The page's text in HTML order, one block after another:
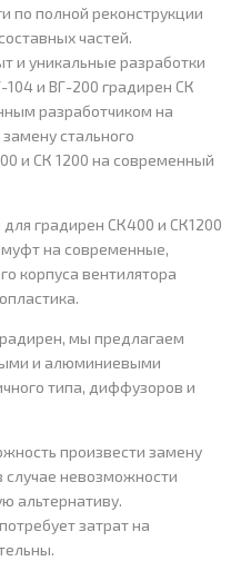
по полной реконструкции
частей.
и уникальные разработки
104 и ВГ-200 градирен СК
разработчиком на
стального
и СК 1200 на современный
градирен СК400 и СК1200
на современные,
корпуса вентилятора
мы предлагаем
и алюминиевыми
типа, диффузоров и
произвести замену
случае невозможности
альтернативу.
затрат на